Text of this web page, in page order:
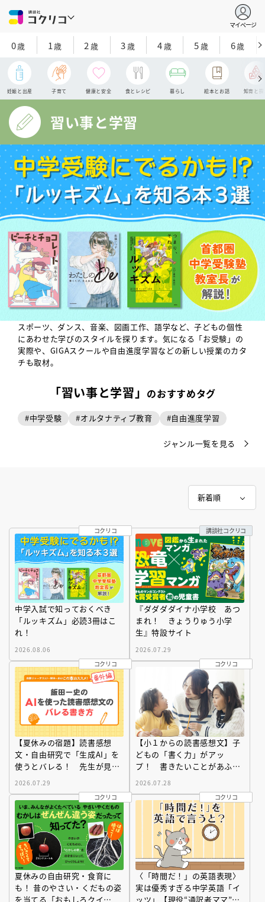
マイページ
0歳 1歳 2 歳 3歳 4歳 5歳 6歳
妊娠と出産 子育て 健康と安全 食とレシピ 暮らし 絵本とお話 知育と探
習い事と学習
スポーツ、ダンス、音楽、図画工作、語学など、子どもの個性
にあわせた学びのスタイルを探ります。気になる「お受験」の
実際や、GIGAスクールや自由進度学習などの新しい授業のカタ
チも取材。
「習い事と学習」 のおすすめタグ
#中学受験 #オルタナティブ教育 #自由進度学習
ジャンル一覧を見る
コクリコ
中学入試で知っておくべき
「ルッキズム」必読3冊はこ
れ！
2026.08.06
講談社コクリコ
『ダダダダイナ小学校 あつ
まれ！ きょうりゅう小学
生』特設サイト
2026.07.29
コクリコ
【夏休みの宿題】読書感想
文・自由研究で「生成AI」を
使うとバレる！ 先生が見抜
2026.07.29
コクリコ
【小１からの読書感想文】子
どもの「書く力」がアッ
プ！ 書きたいことがあふれ
［文章の専門家監修］
2026.07.28
コクリコ
夏休みの自由研究・食育に
も！ 昔のやさい・くだもの姿
を当てる「おもしろクイ
コクリコ
〈「時間だ！」の英語表現〉
実は優秀すぎる中学英語「イ
ッツ」【現役“通訳者ママ”が